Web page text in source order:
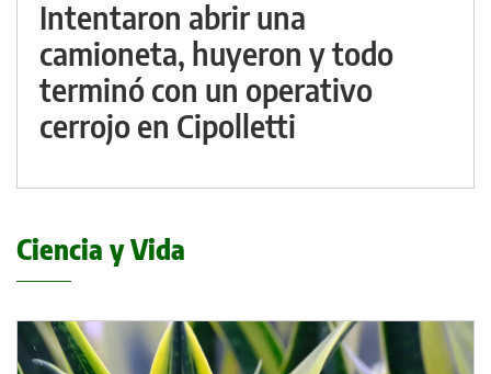
Intentaron abrir una
camioneta, huyeron y todo
terminó con un operativo
cerrojo en Cipolletti
Ciencia y Vida